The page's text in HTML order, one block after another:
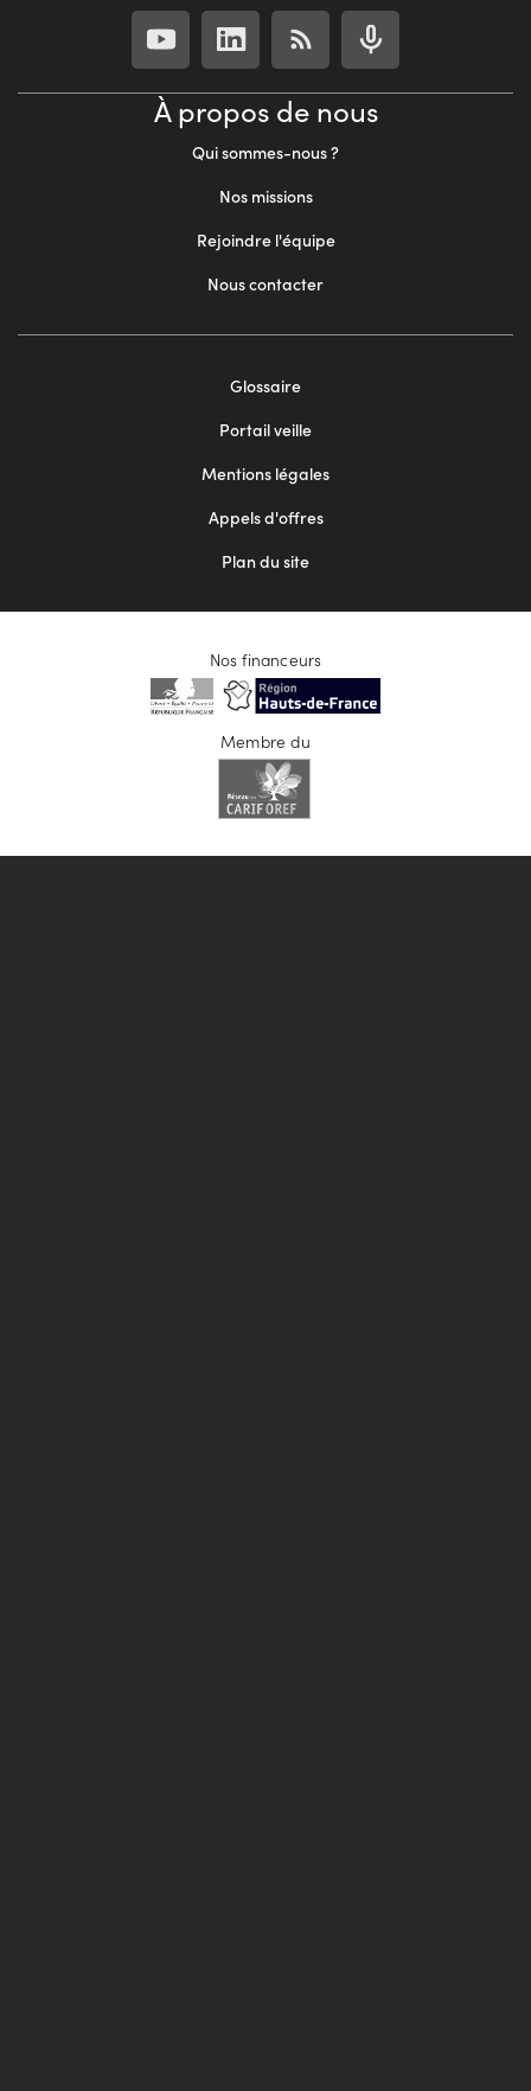
À propos de nous
Qui sommes-nous ?
Nos missions
Rejoindre l'équipe
Nous contacter
Glossaire
Portail veille
Mentions légales
Appels d'offres
Plan du site
Nos financeurs
Membre du